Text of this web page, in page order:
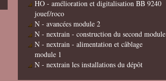
HO - amélioration et digitalisation BB 9240
jouef/roco
N - avancées module 2
N - nextrain - construction du second module
N - nextrain - alimentation et câblage
module 1
N - nextrain les installations du dépôt